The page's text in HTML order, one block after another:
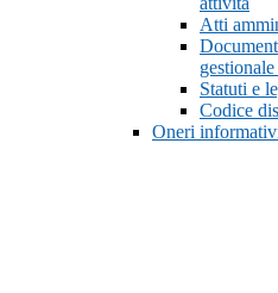
Atti
gestionale
Statuti e
Codice
Oneri